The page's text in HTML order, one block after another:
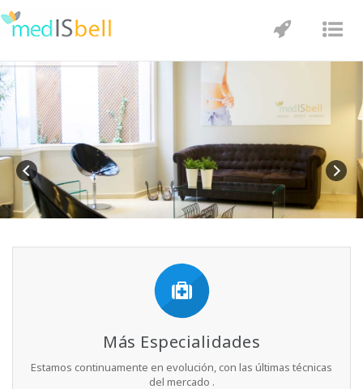
Más Especialidades
Estamos continuamente en evolución, con las últimas técnicas
del mercado .